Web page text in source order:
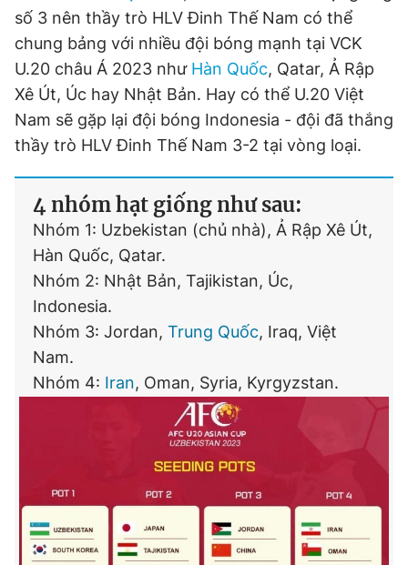
số 3 nên thầy trò HLV Đinh Thế Nam có thể
chung bảng với nhiều đội bóng mạnh tại VCK
U.20 châu Á 2023 như Hàn Quốc, Qatar, Ả Rập
Xê Út, Úc hay Nhật Bản. Hay có thể U.20 Việt
Nam sẽ gặp lại đội bóng Indonesia - đội đã thắng
thầy trò HLV Đinh Thế Nam 3-2 tại vòng loại.
4 nhóm hạt giống như sau:
Nhóm 1: Uzbekistan (chủ nhà), Ả Rập Xê Út,
Hàn Quốc, Qatar.
Nhóm 2: Nhật Bản, Tajikistan, Úc,
Indonesia.
Nhóm 3: Jordan, Trung Quốc, Iraq, Việt
Nam.
Nhóm 4: Iran, Oman, Syria, Kyrgyzstan.